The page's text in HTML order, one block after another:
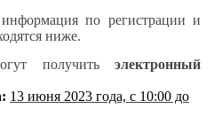
по регистрации и
ниже.
получить электронный
13 июня 2023 года, с 10:00 до